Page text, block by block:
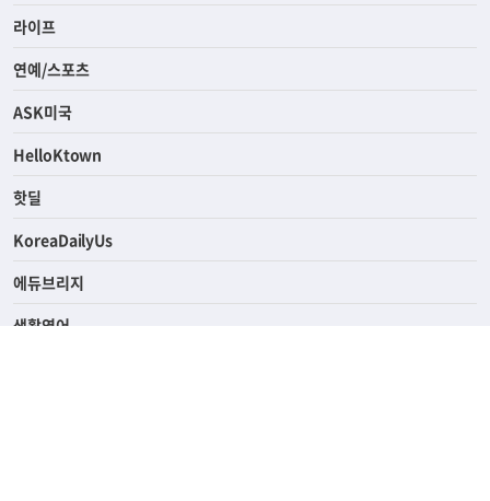
라이프
연예/스포츠
ASK미국
HelloKtown
핫딜
KoreaDailyUs
에듀브리지
생활영어